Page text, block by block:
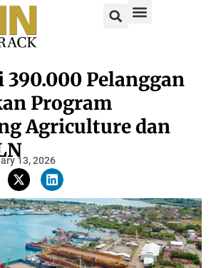
390.000 Pelanggan
Program
Agriculture dan
13, 2026